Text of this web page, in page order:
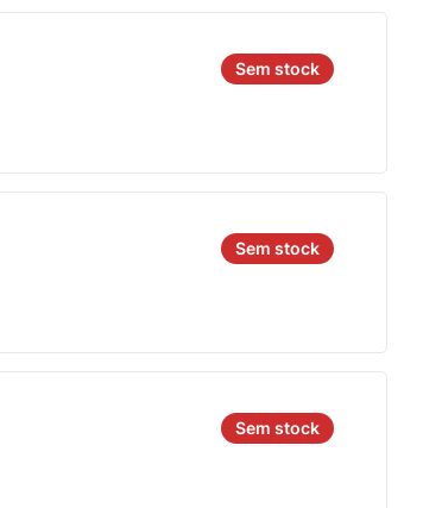
Sem stock
Sem stock
Sem stock